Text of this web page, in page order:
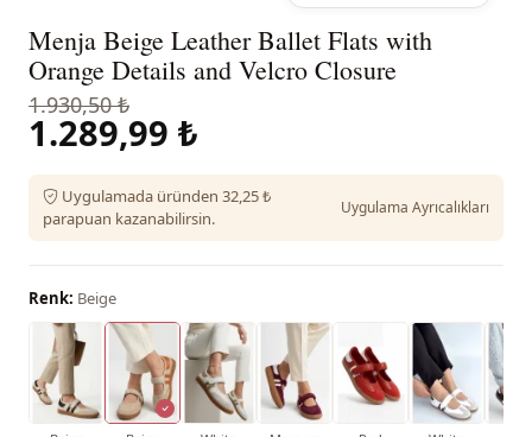
Menja Beige Leather Ballet Flats with
Orange Details and Velcro Closure
1.930,50 ₺
1.289,99 ₺
Uygulamada üründen 32,25 ₺
parapuan kazanabilirsin.
Uygulama Ayrıcalıkları
Renk: Beige